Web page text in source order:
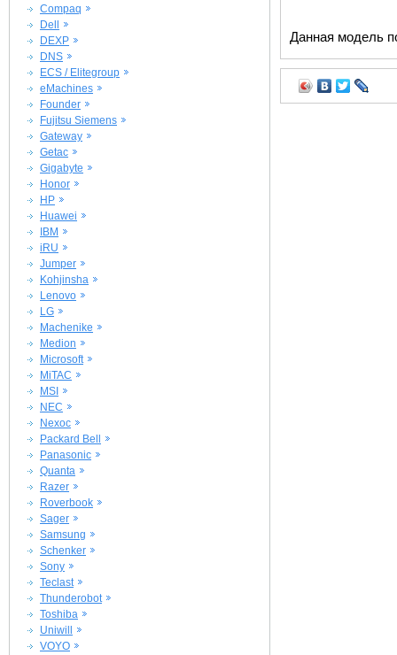
Compaq
Dell
DEXP
DNS
ECS / Elitegroup
eMachines
Founder
Fujitsu Siemens
Gateway
Getac
Gigabyte
Honor
HP
Huawei
IBM
iRU
Jumper
Kohjinsha
Lenovo
LG
Machenike
Medion
Microsoft
MiTAC
MSI
NEC
Nexoc
Packard Bell
Panasonic
Quanta
Razer
Roverbook
Sager
Samsung
Schenker
Sony
Teclast
Thunderobot
Toshiba
Uniwill
VOYO
Данная модель